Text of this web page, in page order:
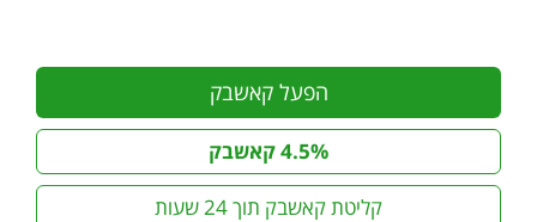
הפעל קאשבק
4.5% קאשבק
קליטת קאשבק תוך 24 שעות